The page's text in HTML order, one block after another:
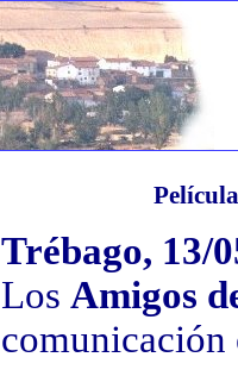
Trébago, 13/
Los Amigos
comunicación